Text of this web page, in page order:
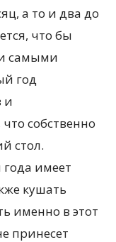
а то и два до
что бы
самыми
год
и
собственно
стол.
имеет
кушать
именно в этот
принесет